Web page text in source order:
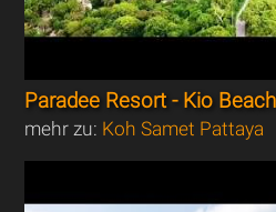
Paradee Resort - Kio
mehr zu: Koh Samet Pattaya